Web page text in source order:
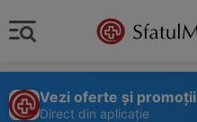
Vezi oferte și promoții
Direct din aplicație